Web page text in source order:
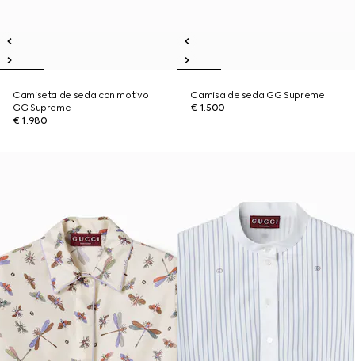
Camiseta de seda con motivo
GG Supreme
€ 1.980
Camisa de seda GG Supreme
€ 1.500